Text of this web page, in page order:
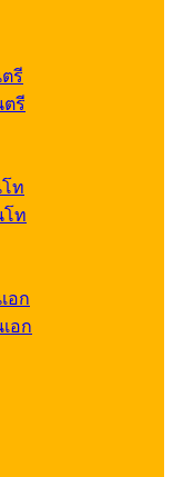
รี
รี
ท
โท
อก
อก